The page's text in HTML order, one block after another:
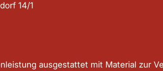
14/1
ausgestattet mit Material zur